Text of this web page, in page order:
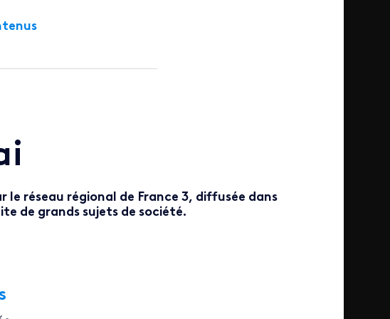
réseau régional de France 3, diffusée dans
de grands sujets de société.